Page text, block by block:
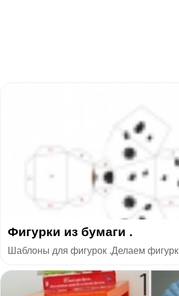
Фигурки из бумаги .
Шаблоны для фигурок .Делаем